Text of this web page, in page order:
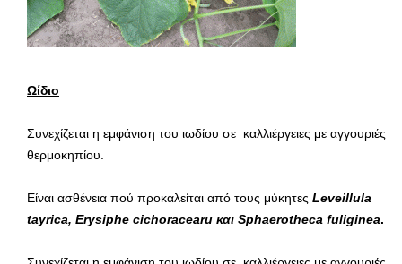
Ωίδιο
Συνεχίζεται η εμφάνιση του ιωδίου σε καλλιέργειες με αγγουριές
θερμοκηπίου.
Είναι ασθένεια πού προκαλείται από τους μύκητες Leveillula
tayrica, Erysiphe cichoracearu και Sphaerotheca fuliginea.